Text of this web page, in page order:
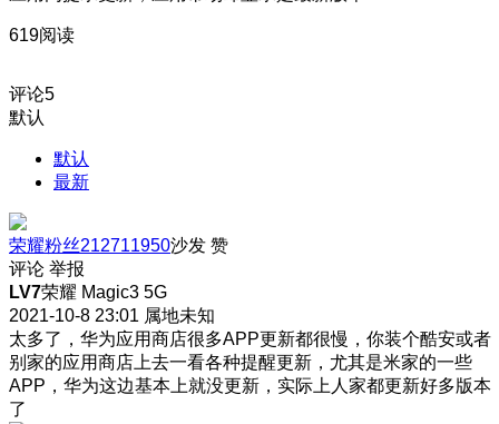
619阅读
评论5
默认
默认
最新
荣耀粉丝212711950沙发 赞
评论 举报
LV7荣耀 Magic3 5G
2021-10-8 23:01 属地未知
太多了，华为应用商店很多APP更新都很慢，你装个酷安或者
别家的应用商店上去一看各种提醒更新，尤其是米家的一些
APP，华为这边基本上就没更新，实际上人家都更新好多版本
了